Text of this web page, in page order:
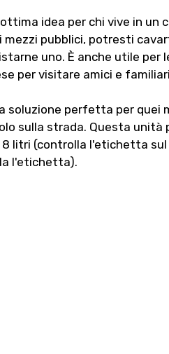
idea per chi vive in un
pubblici, potresti
uno. È anche utile per
per visitare amici e
soluzione perfetta per quei
sulla strada. Questa unità
litri (controlla l'etichetta
l'etichetta).